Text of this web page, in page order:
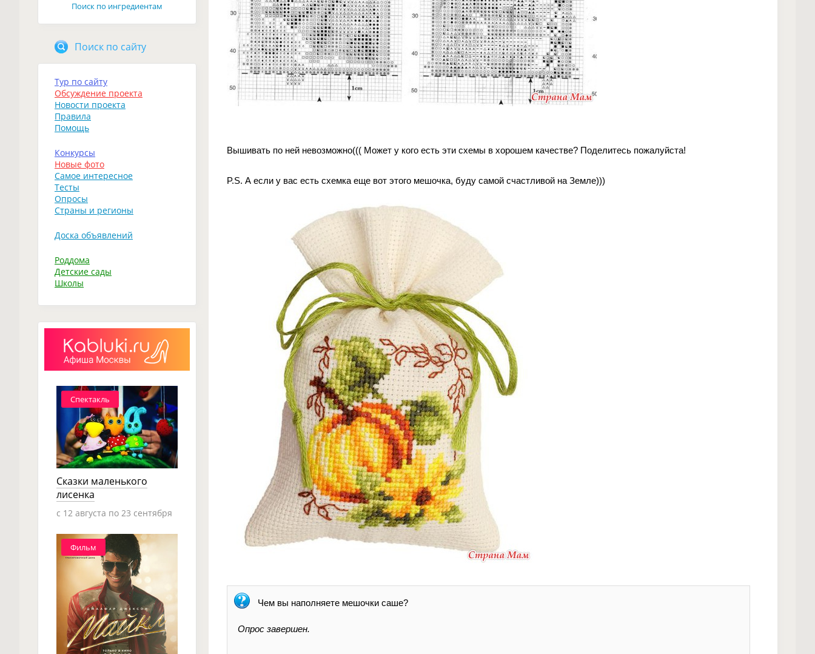
Вышивать по ней невозможно((( Может у кого есть эти схемы в хорошем качестве? Поделитесь пожалуйста!
P.S. А если у вас есть схемка еще вот этого мешочка, буду самой счастливой на Земле)))
Чем вы наполняете мешочки саше?
Опрос завершен.
Поиск по ингредиентам
Поиск по сайту
Тур по сайту
Обсуждение проекта
Новости проекта
Правила
Помощь
Конкурсы
Новые фото
Самое интересное
Тесты
Опросы
Страны и регионы
Доска объявлений
Роддома
Детские сады
Школы
Спектакль
Сказки маленького
лисенка
c 12 августа по 23 сентября
Фильм